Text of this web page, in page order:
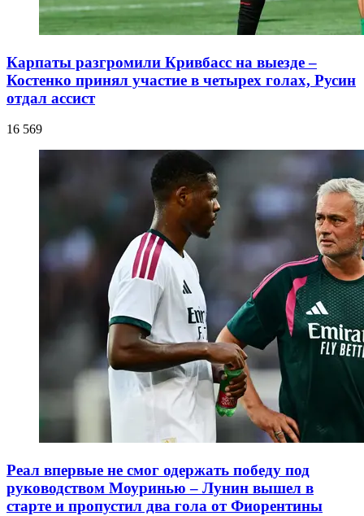
Карпаты разгромили Кривбасс на выезде –
Костенко принял участие в четырех голах, Русин
отдал ассист
16 569
Реал впервые не смог одержать победу под
руководством Моуринью – Лунин вышел в
старте и пропустил два гола от Фиорентины